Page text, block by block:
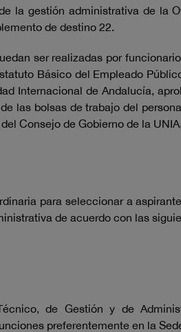
la gestión administrativa de la
de destino 22.
ser realizadas por
Básico del Empleado
Internacional de Andalucía,
las bolsas de trabajo del
Consejo de Gobierno de la
para seleccionar a
de acuerdo con las
de Gestión y de
preferentemente en la